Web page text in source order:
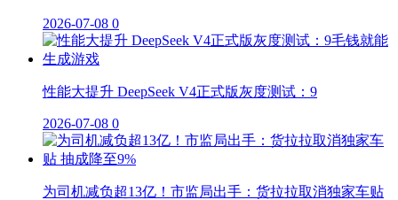
2026-07-08 0
性能大提升 DeepSeek V4正式版灰度测试：9
2026-07-08 0
为司机减负超13亿！市监局出手：货拉拉取消独家车贴